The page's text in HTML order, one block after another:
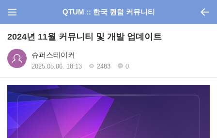
QTUM :: 한국 퀀텀 커뮤니티
2024년 11월 커뮤니티 및 개발 업데이트
슈퍼스테이커
2025.05.06. 18:13 2483 0